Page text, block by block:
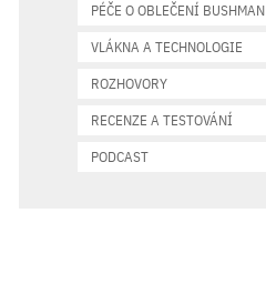
PÉČE O OBLEČENÍ BUSHMAN
VLÁKNA A TECHNOLOGIE
ROZHOVORY
RECENZE A TESTOVÁNÍ
PODCAST